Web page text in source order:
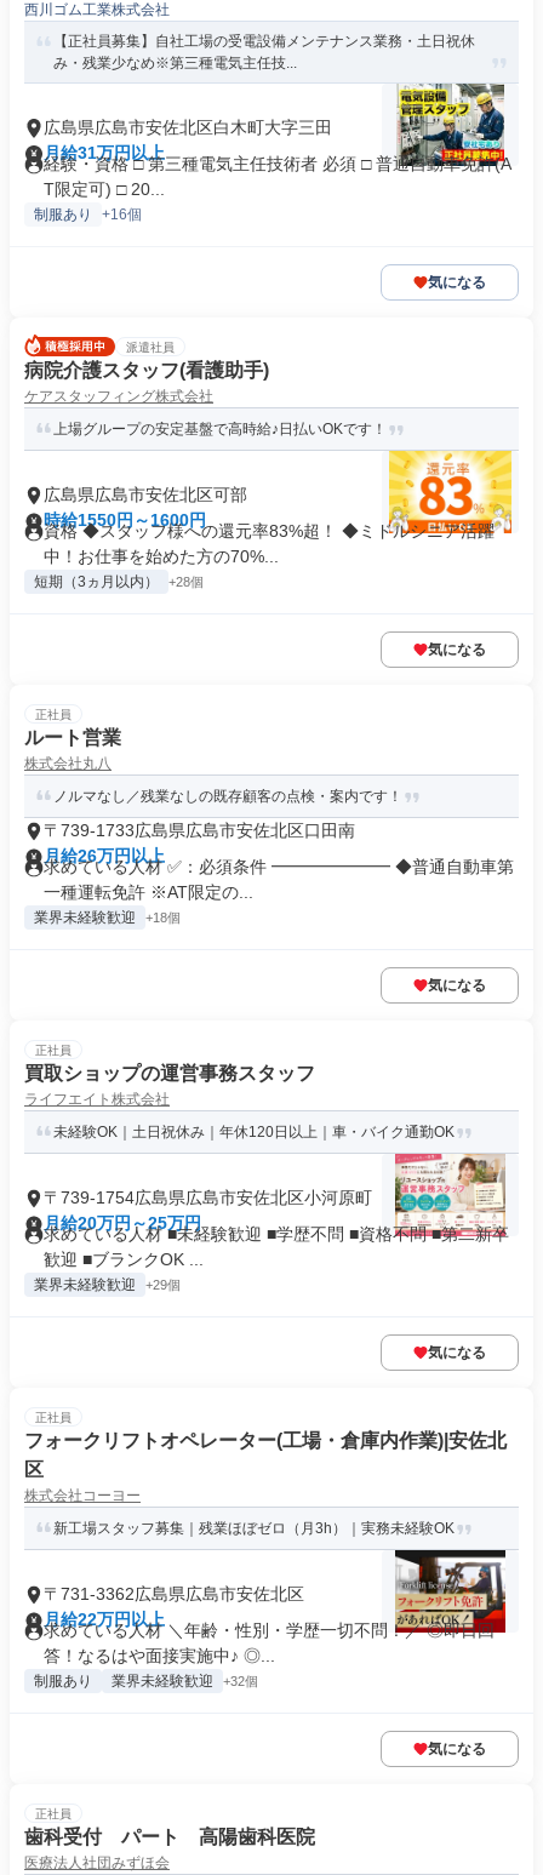
西川ゴム工業株式会社
【正社員募集】自社工場の受電設備メンテナンス業務・土日祝休
み・残業少なめ※第三種電気主任技...
広島県広島市安佐北区白木町大字三田
月給31万円以上
経験・資格 □ 第三種電気主任技術者 必須 □ 普通自動車免許(A
T限定可) □ 20...
制服あり +16個
気になる
派遣社員
病院介護スタッフ(看護助手)
ケアスタッフィング株式会社
上場グループの安定基盤で高時給♪日払いOKです！
広島県広島市安佐北区可部
時給1550円～1600円
資格 ◆スタッフ様への還元率83%超！ ◆ミドルシニア活躍
中！お仕事を始めた方の70%...
短期（3ヵ月以内） +28個
気になる
正社員
ルート営業
株式会社丸八
ノルマなし／残業なしの既存顧客の点検・案内です！
〒739-1733広島県広島市安佐北区口田南
月給26万円以上
求めている人材 ✅：必須条件 ━━━━━━━ ◆普通自動車第
一種運転免許 ※AT限定の...
業界未経験歓迎 +18個
気になる
正社員
買取ショップの運営事務スタッフ
ライフエイト株式会社
未経験OK｜土日祝休み｜年休120日以上｜車・バイク通勤OK
〒739-1754広島県広島市安佐北区小河原町
月給20万円～25万円
求めている人材 ■未経験歓迎 ■学歴不問 ■資格不問 ■第二新卒
歓迎 ■ブランクOK ...
業界未経験歓迎 +29個
気になる
正社員
フォークリフトオペレーター(工場・倉庫内作業)|安佐北
区
株式会社コーヨー
新工場スタッフ募集｜残業ほぼゼロ（月3h）｜実務未経験OK
〒731-3362広島県広島市安佐北区
月給22万円以上
求めている人材 ＼年齢・性別・学歴一切不問！／ ◎即日回
答！なるはや面接実施中♪ ◎...
制服あり 業界未経験歓迎 +32個
気になる
正社員
歯科受付 パート 高陽歯科医院
医療法人社団みずほ会